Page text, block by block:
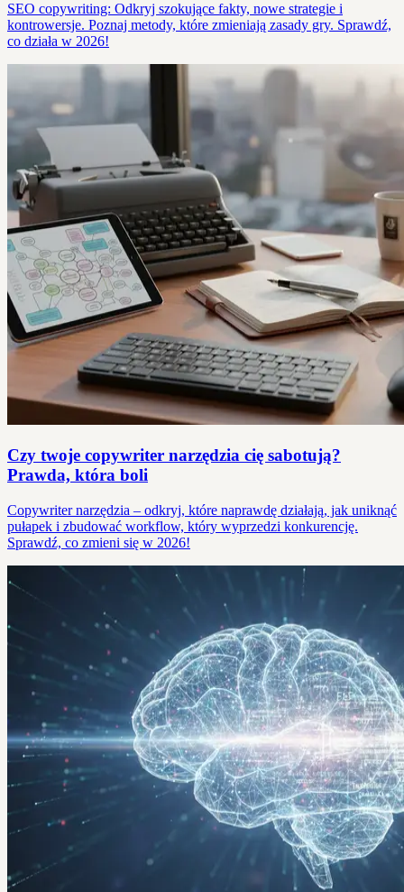
SEO copywriting: Odkryj szokujące fakty, nowe strategie i
kontrowersje. Poznaj metody, które zmieniają zasady gry. Sprawdź,
co działa w 2026!
Czy twoje copywriter narzędzia cię sabotują?
Prawda, która boli
Copywriter narzędzia – odkryj, które naprawdę działają, jak uniknąć
pułapek i zbudować workflow, który wyprzedzi konkurencję.
Sprawdź, co zmieni się w 2026!